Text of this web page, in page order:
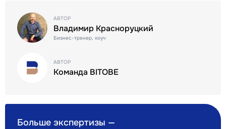
Больше экспертизы —
АВТОР
Владимир Красноруцкий
Бизнес-тренер, коуч
АВТОР
Команда BITOBE